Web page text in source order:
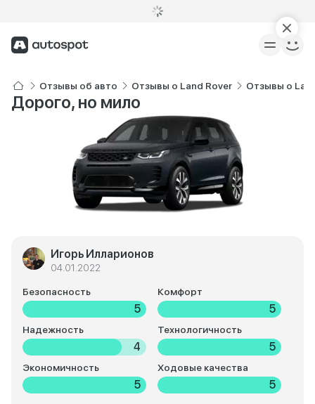
Отзывы об авто Отзывы о Land Rover Отзывы о
Дорого, но мило
Игорь Илларионов
04.01.2022
Безопасность
5
Комфорт
5
Надежность
4
Технологичность
5
Экономичность
5
Ходовые качества
5